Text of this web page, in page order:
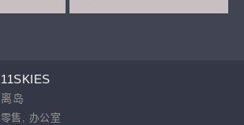
11SKIES
离岛
零售, 办公室